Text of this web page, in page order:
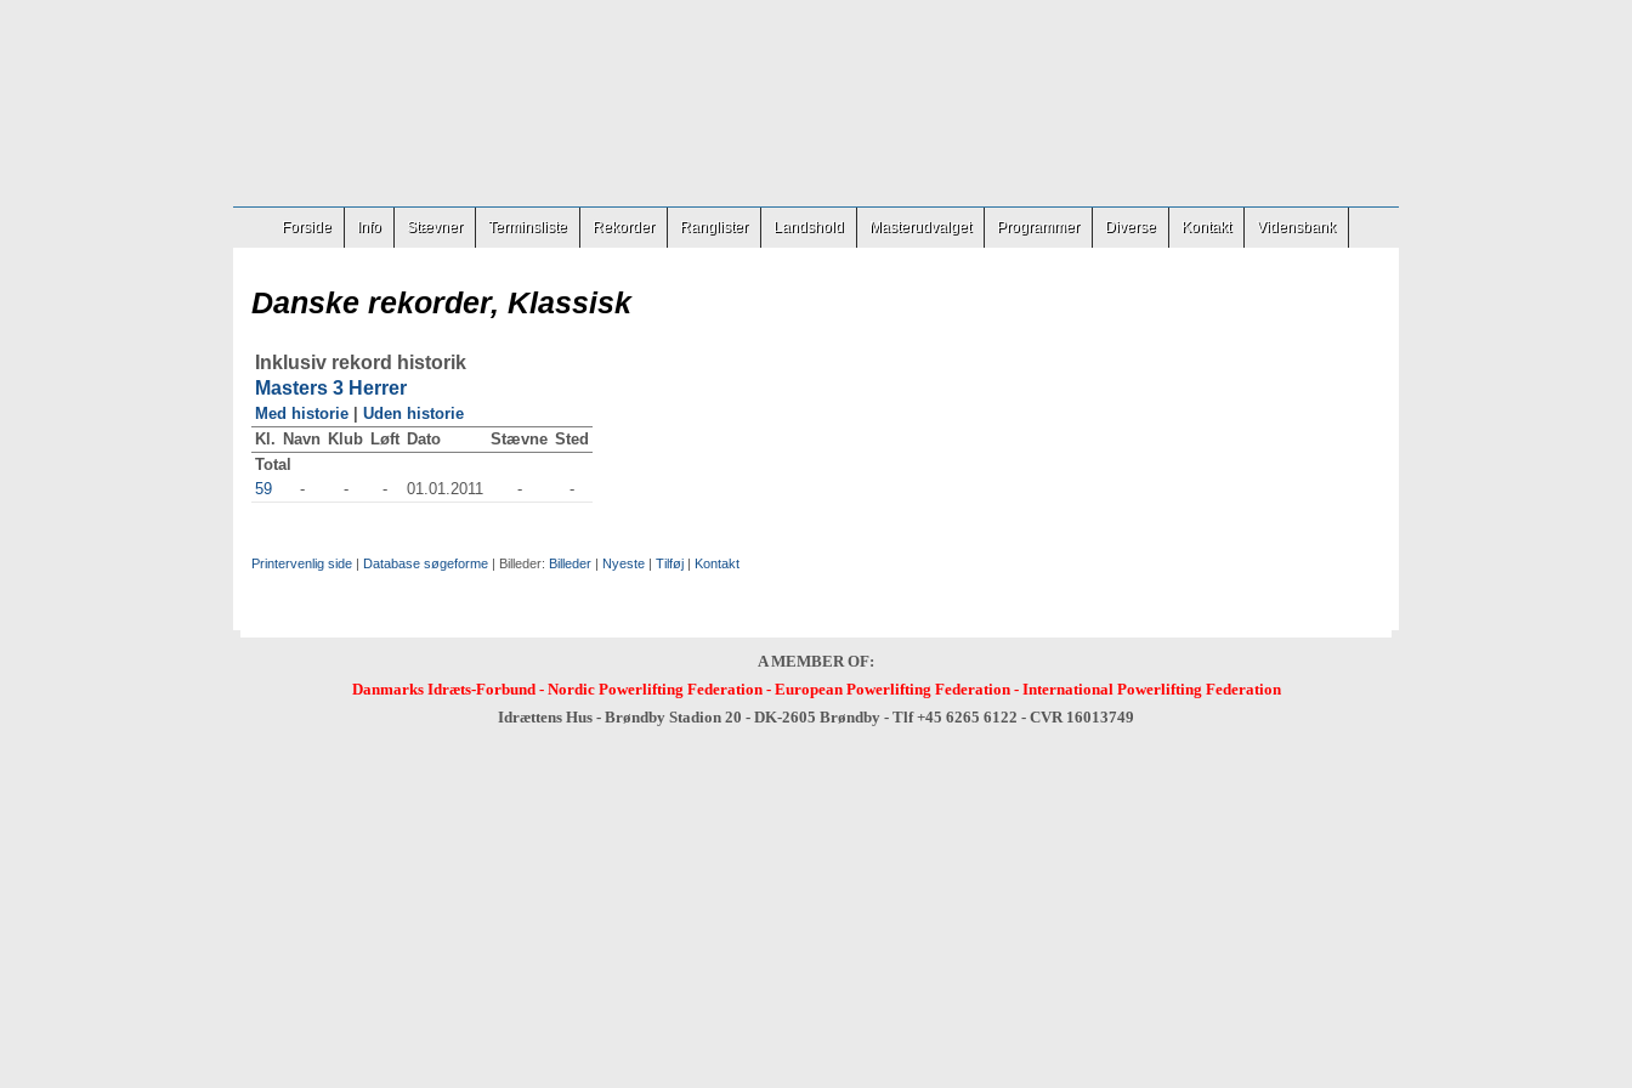
Forside Info Stævner Terminsliste Rekorder Ranglister Landshold Masterudvalget Programmer Diverse Kontakt Vidensbank
Danske rekorder, Klassisk
Inklusiv rekord historik
Masters 3 Herrer
Med historie
Uden historie
Kl. Navn Klub Løft Dato Stævne Sted
Total
59
- - - 01.01.2011 - -
Printervenlig side | Database søgeforme | Billeder: Billeder | Nyeste | Tilføj | Kontakt
A MEMBER OF:
Danmarks Idræts-Forbund- Nordic Powerlifting Federation- European Powerlifting Federation- International Powerlifting Federation
Idrættens Hus - Brøndby Stadion 20 - DK-2605 Brøndby - Tlf +45 6265 6122 - CVR 16013749